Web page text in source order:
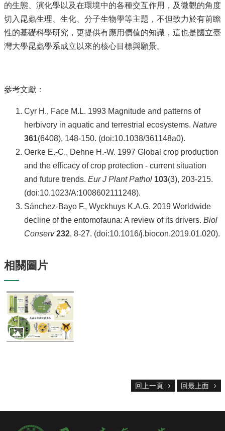
信
箱
回
首
頁
首
網
English
息
辦
法
系
所
果
的生態、演化學以及在環境中的各種交互作用，及微觀的角度
切入昆蟲生理、生化、分子生物學等主題，不但致力於有前瞻
性的基礎科學研究，更提供有應用價值的知識，這也是國立臺
灣大學昆蟲學系成立以來的核心目標與願景。
參考文獻：
Cyr H., Face M.L. 1993 Magnitude and patterns of
herbivory in aquatic and terrestrial ecosystems. Nature
361(6408), 148-150. (doi:10.1038/361148a0).
Oerke E.-C., Dehne H.-W. 1997 Global crop production
and the efficacy of crop protection - current situation
and future trends. Eur J Plant Pathol 103(3), 203-215.
(doi:10.1023/A:1008602111248).
Sánchez-Bayo F., Wyckhuys K.A.G. 2019 Worldwide
decline of the entomofauna: A review of its drivers. Biol
Conserv 232, 8-27. (doi:10.1016/j.biocon.2019.01.020).
相關圖片
回上一頁 回最上面